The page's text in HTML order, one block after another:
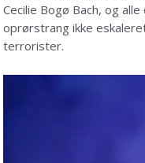
Cecilie Bogø Bach, og
oprørstrang ikke
terrorister.